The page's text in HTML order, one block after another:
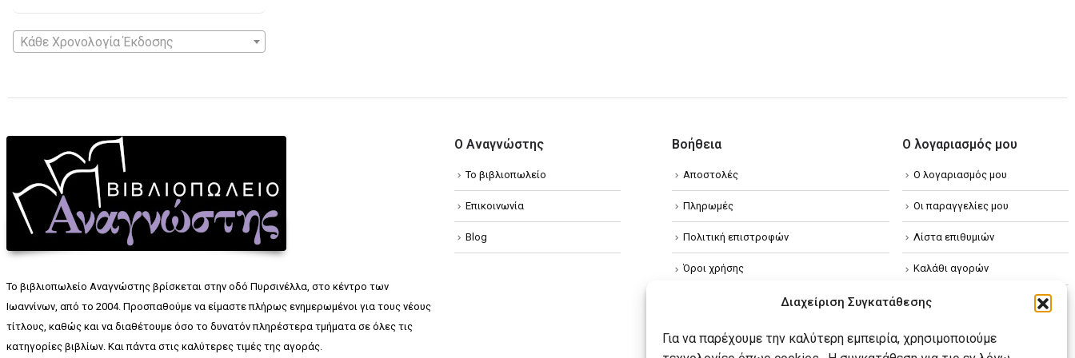
Διαχείριση Συγκατάθεσης
Για να παρέχουμε την καλύτερη εμπειρία, χρησιμοποιούμε
Κάθε Χρονολογία Έκδοσης
Το βιβλιοπωλείο Αναγνώστης βρίσκεται στην οδό Πυρσινέλλα, στο κέντρο των
Ιωαννίνων, από το 2004. Προσπαθούμε να είμαστε πλήρως ενημερωμένοι για τους νέους
τίτλους, καθώς και να διαθέτουμε όσο το δυνατόν πληρέστερα τμήματα σε όλες τις
κατηγορίες βιβλίων. Και πάντα στις καλύτερες τιμές της αγοράς.
Ο Αναγνώστης
Το βιβλιοπωλείο
Επικοινωνία
Blog
Βοήθεια
Αποστολές
Πληρωμές
Πολιτική επιστροφών
Όροι χρήσης
Πολιτική απορρήτου
Πολιτική Cookies
Ο λογαριασμός μου
Ο λογαριασμός μου
Οι παραγγελίες μου
Λίστα επιθυμιών
Καλάθι αγορών